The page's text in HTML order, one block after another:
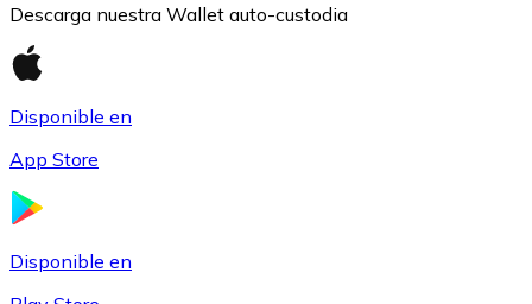
Litecoin
LTC
Descarga nuestra Wallet auto-custodia
Disponible en
App Store
Disponible en